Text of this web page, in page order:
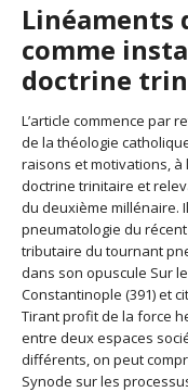
Linéaments
comme
doctrine
L’article commence par
de la théologie
raisons et motivations,
doctrine trinitaire et
du deuxième millénaire.
pneumatologie du
tributaire du tournant
dans son opuscule Sur
Constantinople (391) et
Tirant profit de la force
entre deux espaces
différents, on peut
Synode sur les